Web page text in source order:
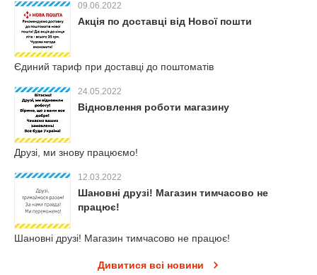
09.06.2022
Акція по доставці від Нової пошти
Єдиний тариф при доставці до поштоматів
24.05.2022
Відновлення роботи магазину
Друзі, ми знову працюємо!
12.03.2022
Шановні друзі! Магазин тимчасово не
працює!
Шановні друзі! Магазин тимчасово не працює!
Дивитися всі новини